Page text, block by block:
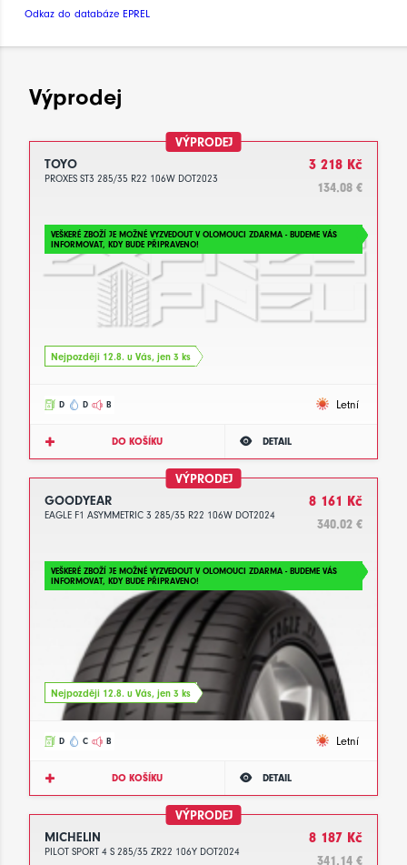
Odkaz do databáze EPREL
Výprodej
VÝPRODEJ
TOYO
PROXES ST3 285/35 R22 106W DOT2023
3 218 Kč
134.08 €
VEŠKERÉ ZBOŽÍ JE MOŽNÉ VYZVEDOUT V OLOMOUCI ZDARMA - BUDEME VÁS
INFORMOVAT, KDY BUDE PŘIPRAVENO!
Nejpozději 12.8. u Vás, jen 3 ks
D D B Letní
DO KOŠÍKU DETAIL
VÝPRODEJ
GOODYEAR
EAGLE F1 ASYMMETRIC 3 285/35 R22 106W DOT2024
8 161 Kč
340.02 €
VEŠKERÉ ZBOŽÍ JE MOŽNÉ VYZVEDOUT V OLOMOUCI ZDARMA - BUDEME VÁS
INFORMOVAT, KDY BUDE PŘIPRAVENO!
Nejpozději 12.8. u Vás, jen 3 ks
D C B Letní
DO KOŠÍKU DETAIL
VÝPRODEJ
MICHELIN
PILOT SPORT 4 S 285/35 ZR22 106Y DOT2024
8 187 Kč
341.14 €